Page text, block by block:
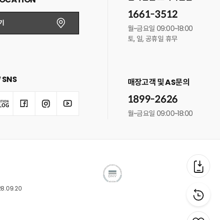
1661-3512
월~금요일 09:00~18:00
토, 일, 공휴일 휴무
매장고객 및 AS문의
1899-2626
월~금요일 09:00~18:00